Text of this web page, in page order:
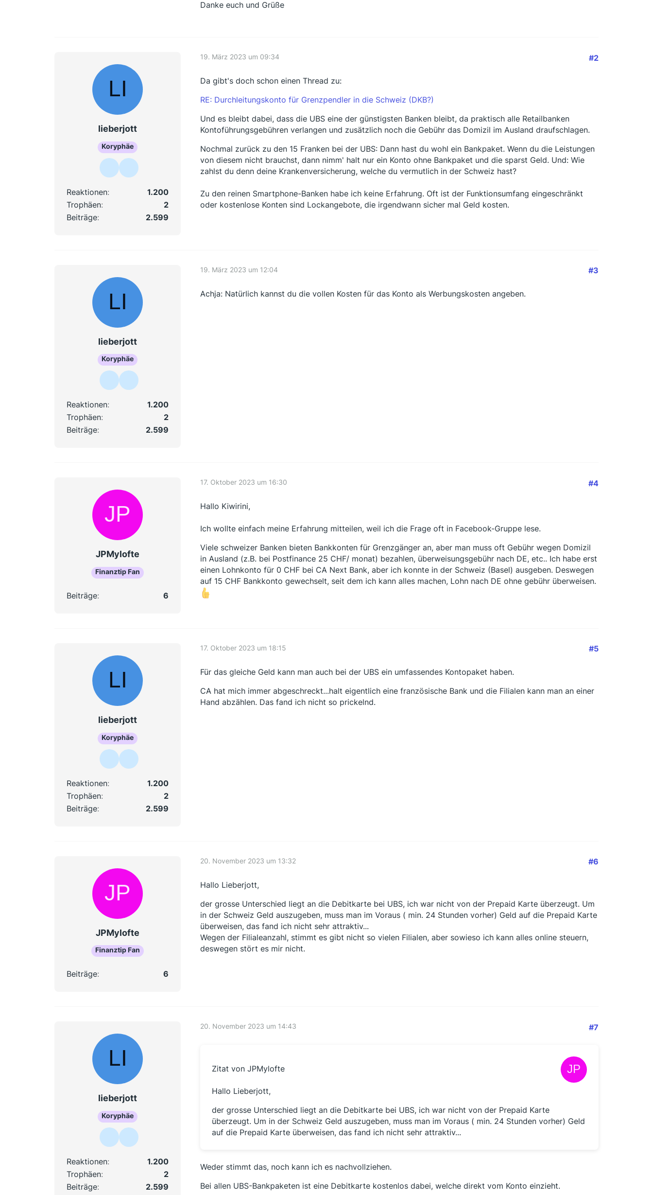
Danke euch und Grüße
lieberjott
Koryphäe
Reaktionen
1.200
Trophäen
2
Beiträge
2.599
19. März 2023 um 09:34 #2
Da gibt's doch schon einen Thread zu:
RE: Durchleitungskonto für Grenzpendler in die Schweiz (DKB?)
Und es bleibt dabei, dass die UBS eine der günstigsten Banken bleibt, da praktisch alle Retailbanken
Kontoführungsgebühren verlangen und zusätzlich noch die Gebühr das Domizil im Ausland draufschlagen.
Nochmal zurück zu den 15 Franken bei der UBS: Dann hast du wohl ein Bankpaket. Wenn du die Leistungen
von diesem nicht brauchst, dann nimm' halt nur ein Konto ohne Bankpaket und die sparst Geld. Und: Wie
zahlst du denn deine Krankenversicherung, welche du vermutlich in der Schweiz hast?
Zu den reinen Smartphone-Banken habe ich keine Erfahrung. Oft ist der Funktionsumfang eingeschränkt
oder kostenlose Konten sind Lockangebote, die irgendwann sicher mal Geld kosten.
lieberjott
Koryphäe
Reaktionen
1.200
Trophäen
2
Beiträge
2.599
19. März 2023 um 12:04 #3
Achja: Natürlich kannst du die vollen Kosten für das Konto als Werbungskosten angeben.
JPMylofte
Finanztip Fan
Beiträge 6
17. Oktober 2023 um 16:30 #4
Hallo Kiwirini,
Ich wollte einfach meine Erfahrung mitteilen, weil ich die Frage oft in Facebook-Gruppe lese.
Viele schweizer Banken bieten Bankkonten für Grenzgänger an, aber man muss oft Gebühr wegen Domizil
in Ausland (z.B. bei Postfinance 25 CHF/ monat) bezahlen, überweisungsgebühr nach DE, etc.. Ich habe erst
einen Lohnkonto für 0 CHF bei CA Next Bank, aber ich konnte in der Schweiz (Basel) ausgeben. Deswegen
auf 15 CHF Bankkonto gewechselt, seit dem ich kann alles machen, Lohn nach DE ohne gebühr überweisen.
lieberjott
Koryphäe
Reaktionen
1.200
Trophäen
2
Beiträge
2.599
17. Oktober 2023 um 18:15 #5
Für das gleiche Geld kann man auch bei der UBS ein umfassendes Kontopaket haben.
CA hat mich immer abgeschreckt...halt eigentlich eine französische Bank und die Filialen kann man an einer
Hand abzählen. Das fand ich nicht so prickelnd.
JPMylofte
Finanztip Fan
Beiträge 6
20. November 2023 um 13:32 #6
Hallo Lieberjott,
der grosse Unterschied liegt an die Debitkarte bei UBS, ich war nicht von der Prepaid Karte überzeugt. Um
in der Schweiz Geld auszugeben, muss man im Voraus ( min. 24 Stunden vorher) Geld auf die Prepaid Karte
überweisen, das fand ich nicht sehr attraktiv...
Wegen der Filialeanzahl, stimmt es gibt nicht so vielen Filialen, aber sowieso ich kann alles online steuern,
deswegen stört es mir nicht.
lieberjott
Koryphäe
Reaktionen
1.200
Trophäen
2
Beiträge
2.599
20. November 2023 um 14:43 #7
Zitat von JPMylofte
Hallo Lieberjott,
der grosse Unterschied liegt an die Debitkarte bei UBS, ich war nicht von der Prepaid Karte
überzeugt. Um in der Schweiz Geld auszugeben, muss man im Voraus ( min. 24 Stunden vorher) Geld
auf die Prepaid Karte überweisen, das fand ich nicht sehr attraktiv...
Weder stimmt das, noch kann ich es nachvollziehen.
Bei allen UBS-Bankpaketen ist eine Debitkarte kostenlos dabei, welche direkt vom Konto einzieht.